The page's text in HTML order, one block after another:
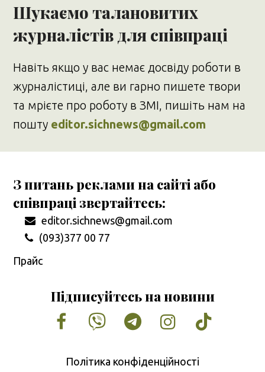
Шукаємо талановитих
журналістів для співпраці
Навіть якщо у вас немає досвіду роботи в
журналістиці, але ви гарно пишете твори
та мрієте про роботу в ЗМІ, пишіть нам на
пошту editor.sichnews@gmail.com
З питань реклами на сайті або
співпраці звертайтесь:
editor.sichnews@gmail.com
(093)377 00 77
Прайс
Підписуйтесь на новини
Facebook
VimeoTumblrInstagram
Tiktok
Політика конфіденційності